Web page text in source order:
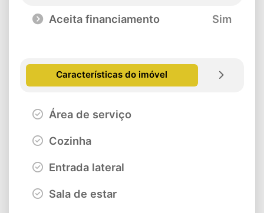
Aceita financiamento
Sim
Características do imóvel
Área de serviço
Cozinha
Entrada lateral
Sala de estar